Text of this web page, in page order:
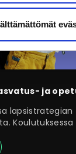
ja
lapsistrategian
Koulutuksessa